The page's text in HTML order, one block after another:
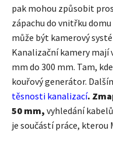
pak mohou způsobit
zápachu do vnitřku
může být kamerový
Kanalizační kamery mají
mm do 300 mm. Tam,
kouřový generátor.
těsnosti kanalizací.
50 mm, vyhledání
je součástí práce, kterou